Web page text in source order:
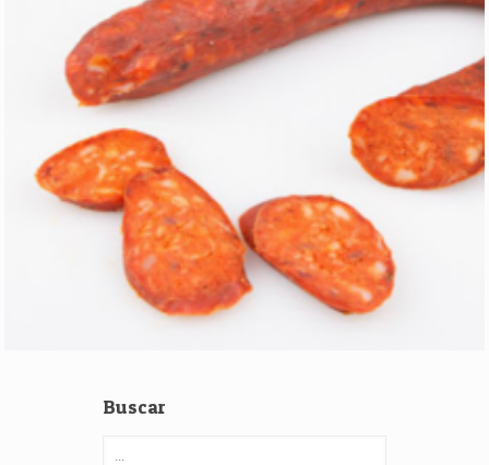
Buscar